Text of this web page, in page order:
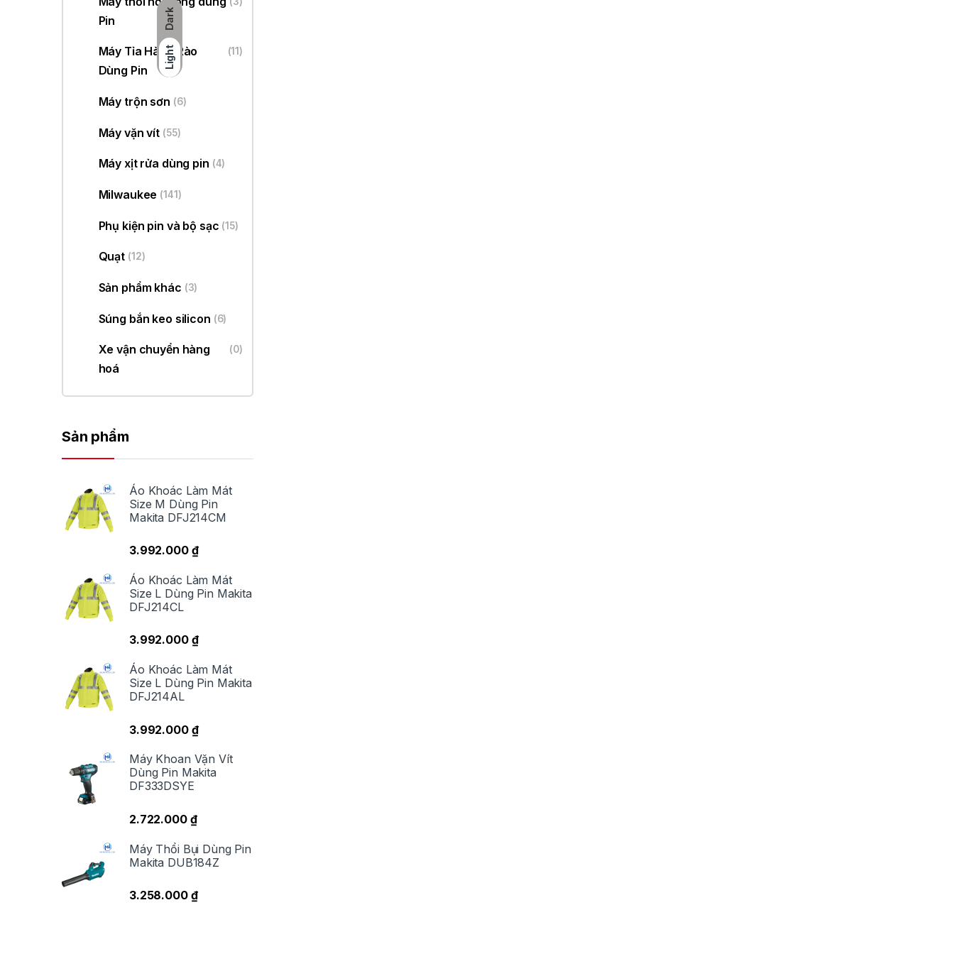
Dark
Light
Pin
Máy Tỉa Hàng Rào
Dùng Pin
(11)
Máy trộn sơn (6)
Máy vặn vít (55)
Máy xịt rửa dùng pin (4)
Milwaukee (141)
Phụ kiện pin và bộ sạc (15)
Quạt (12)
Sản phẩm khác (3)
Súng bắn keo silicon (6)
Xe vận chuyển hàng
hoá
(0)
Sản phẩm
Áo Khoác Làm Mát
Size M Dùng Pin
Makita DFJ214CM
3.992.000 ₫
Áo Khoác Làm Mát
Size L Dùng Pin Makita
DFJ214CL
3.992.000 ₫
Áo Khoác Làm Mát
Size L Dùng Pin Makita
DFJ214AL
3.992.000 ₫
Máy Khoan Vặn Vít
Dùng Pin Makita
DF333DSYE
2.722.000 ₫
Máy Thổi Bụi Dùng Pin
Makita DUB184Z
3.258.000 ₫